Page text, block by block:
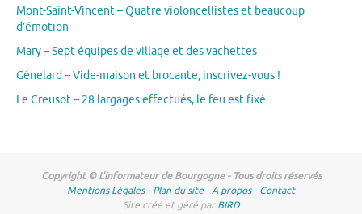
Mont-Saint-Vincent – Quatre violoncellistes et beaucoup
d’émotion
Mary – Sept équipes de village et des vachettes
Génelard – Vide-maison et brocante, inscrivez-vous !
Le Creusot – 28 largages effectués, le feu est fixé
Copyright © L'informateur de Bourgogne - Tous droits réservés
Mentions Légales- Plan du site -A propos- Contact
Site créé et géré parBIRD